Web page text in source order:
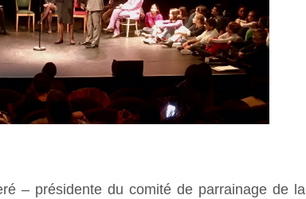
– présidente du comité de parrainage de la